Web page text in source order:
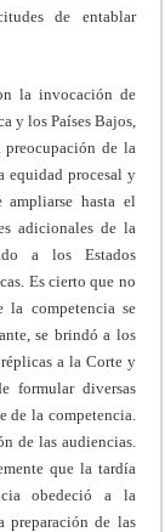
de entablar
la invocación de
y los Países Bajos,
de la
equidad procesal y
hasta el
adicionales de la
a los Estados
Es cierto que no
la competencia se
se brindó a los
a la Corte y
formular diversas
de la competencia.
de las audiencias.
que la tardía
obedeció a la
preparación de las